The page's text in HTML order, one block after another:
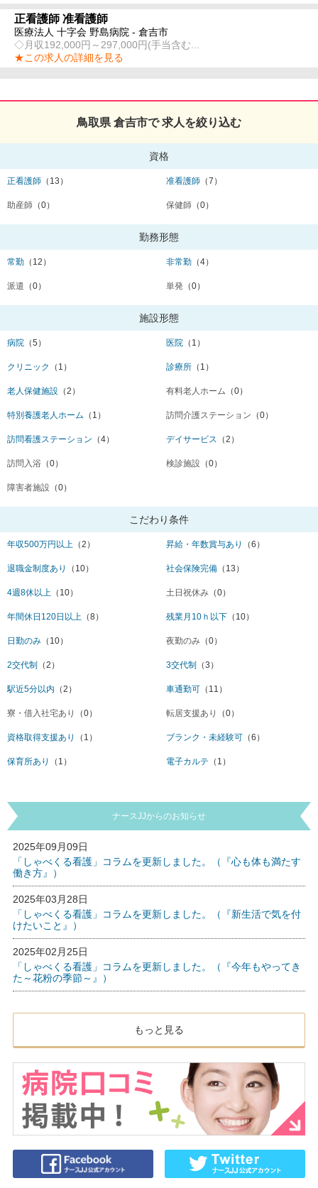
正看護師 准看護師
医療法人 十字会 野島病院 - 倉吉市
◇月収192,000円～297,000円(手当含む...
★この求人の詳細を見る
鳥取県 倉吉市で 求人を絞り込む
資格
正看護師 （13） 准看護師 （7）
助産師 （0） 保健師 （0）
勤務形態
常勤 （12） 非常勤 （4）
派遣 （0） 単発 （0）
施設形態
病院 （5） 医院 （1）
クリニック （1） 診療所 （1）
老人保健施設 （2） 有料老人ホーム （0）
特別養護老人ホーム （1） 訪問介護ステーション （0）
訪問看護ステーション （4） デイサービス （2）
訪問入浴 （0） 検診施設 （0）
障害者施設 （0）
こだわり条件
年収500万円以上 （2） 昇給・年数賞与あり （6）
退職金制度あり （10） 社会保険完備 （13）
4週8休以上 （10） 土日祝休み （0）
年間休日120日以上 （8） 残業月10ｈ以下 （10）
日勤のみ （10） 夜勤のみ （0）
2交代制 （2） 3交代制 （3）
駅近5分以内 （2） 車通勤可 （11）
寮・借入社宅あり （0） 転居支援あり （0）
資格取得支援あり （1） ブランク・未経験可 （6）
保育所あり （1） 電子カルテ （1）
ナースJJからのお知らせ
2025年09月09日
「しゃべくる看護」コラムを更新しました。（『心も体も満たす
働き方』）
2025年03月28日
「しゃべくる看護」コラムを更新しました。（『新生活で気を付
けたいこと』）
2025年02月25日
「しゃべくる看護」コラムを更新しました。（『今年もやってき
た～花粉の季節～』）
もっと見る